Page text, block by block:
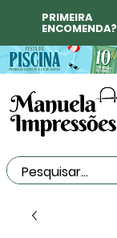
PRIMEIRA
ENCOMENDA?